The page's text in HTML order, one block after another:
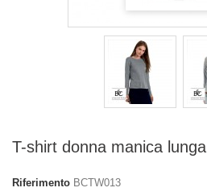
T-shirt donna manica lunga
Riferimento BCTW013